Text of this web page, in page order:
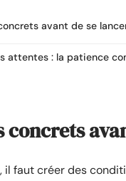
avant de se
attentes : la patience
il faut créer des